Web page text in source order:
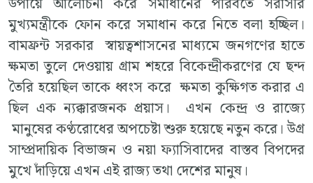
মুখ্যমন্ত্রীকে ফোন করে সমাধান করে নিতে বলা হচ্ছিল।
বামফ্রন্ট সরকার স্বায়ত্বশাসনের মাধ্যমে জনগণের হাতে
ক্ষমতা তুলে দেওয়ায় গ্রাম শহরে বিকেন্দ্রীকরণের যে ছন্দ
তৈরি হয়েছিল তাকে ধ্বংস করে ক্ষমতা কুক্ষিগত করার এ
ছিল এক ন্যক্কারজনক প্রয়াস। এখন কেন্দ্র ও রাজ্যে
মানুষের কণ্ঠরোধের অপচেষ্টা শুরু হয়েছে নতুন করে। উগ্র
সাম্প্রদায়িক বিভাজন ও নয়া ফ্যাসিবাদের বাস্তব বিপদের
মুখে দাঁড়িয়ে এখন এই রাজ্য তথা দেশের মানুষ।